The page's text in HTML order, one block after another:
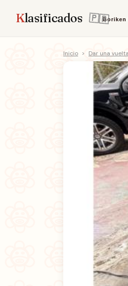
Klasificados Boriken
Inicio > Dar una vuelta